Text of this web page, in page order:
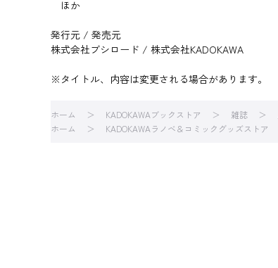
ほか
発行元 / 発売元
株式会社ブシロード / 株式会社KADOKAWA
※タイトル、内容は変更される場合があります。
ホーム KADOKAWAブックストア 雑誌
ホーム
KADOKAWAラノベ＆コミックグッズストア